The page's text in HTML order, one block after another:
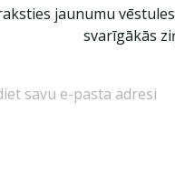
jaunumu
svarīgākās